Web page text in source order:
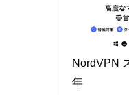
NordVPN
年